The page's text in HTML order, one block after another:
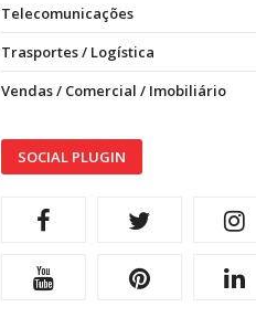
Telecomunicações
Trasportes / Logística
Vendas / Comercial / Imobiliário
SOCIAL PLUGIN